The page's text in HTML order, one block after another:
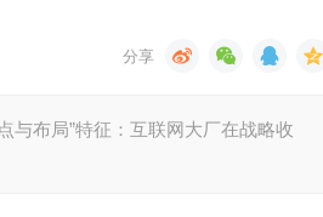
与布局”特征：互联网大厂在战略收